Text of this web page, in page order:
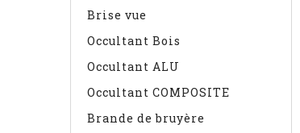
Brise vue
Occultant Bois
Occultant ALU
Occultant COMPOSITE
Brande de bruyère